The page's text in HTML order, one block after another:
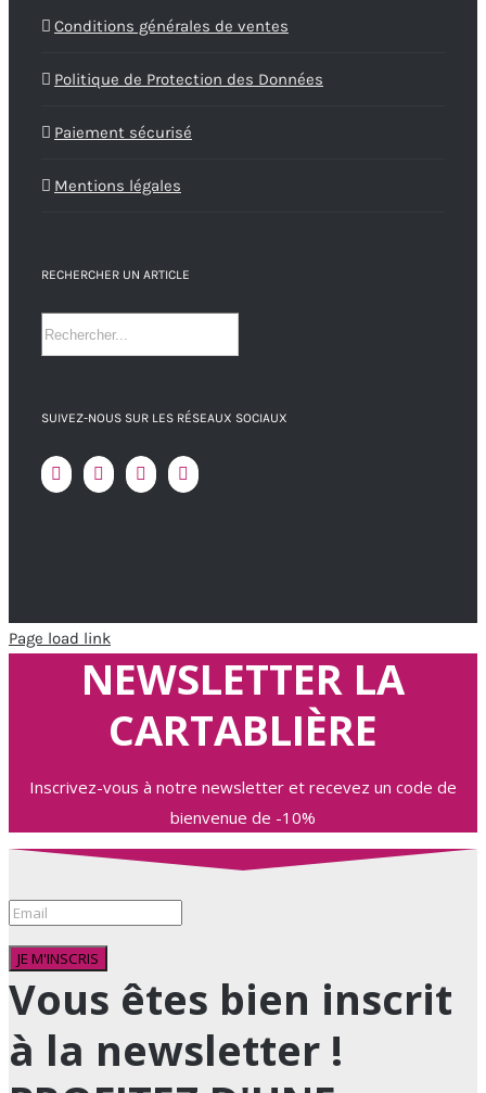
Conditions générales de ventes
Politique de Protection des Données
Paiement sécurisé
Mentions légales
RECHERCHER UN ARTICLE
SUIVEZ-NOUS SUR LES RÉSEAUX SOCIAUX
Page load link
NEWSLETTER LA
CARTABLIÈRE
Inscrivez-vous à notre newsletter et recevez un code de
bienvenue de -10%
JE M'INSCRIS
Vous êtes bien inscrit
à la newsletter !